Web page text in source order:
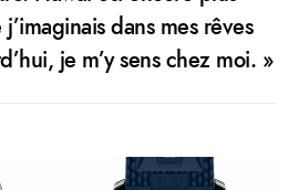
dans mes rêves
je m’y sens chez moi. »